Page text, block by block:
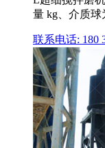
量 kg、介质球
联系电话: 180